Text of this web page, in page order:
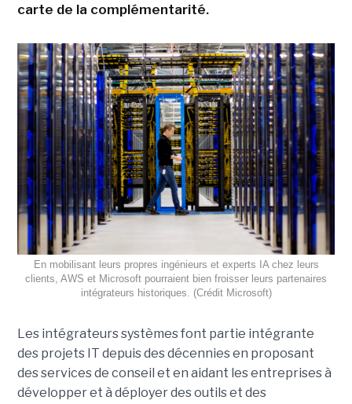
carte de la complémentarité.
En mobilisant leurs propres ingénieurs et experts IA chez leurs
clients, AWS et Microsoft pourraient bien froisser leurs partenaires
intégrateurs historiques. (Crédit Microsoft)
Les intégrateurs systèmes font partie intégrante
des projets IT depuis des décennies en proposant
des services de conseil et en aidant les entreprises à
développer et à déployer des outils et des